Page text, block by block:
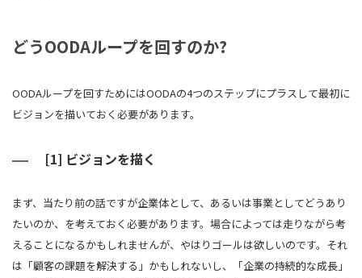
どうOODAループを回すのか?
OODAループを回すためにはOODAの4つのステップにプラスして最初に
ビジョンを描いておく必要があります。
[1] ビジョンを描く
まず、当たり前の話ですが企業体として、あるいは事業としてどうあり
たいのか、を考えておく必要があります。場合によっては走りながら考
えることになるかもしれませんが、やはりゴールは欲しいのです。それ
は「顧客の課題を解決する」かもしれないし、「企業の持続的な成長」